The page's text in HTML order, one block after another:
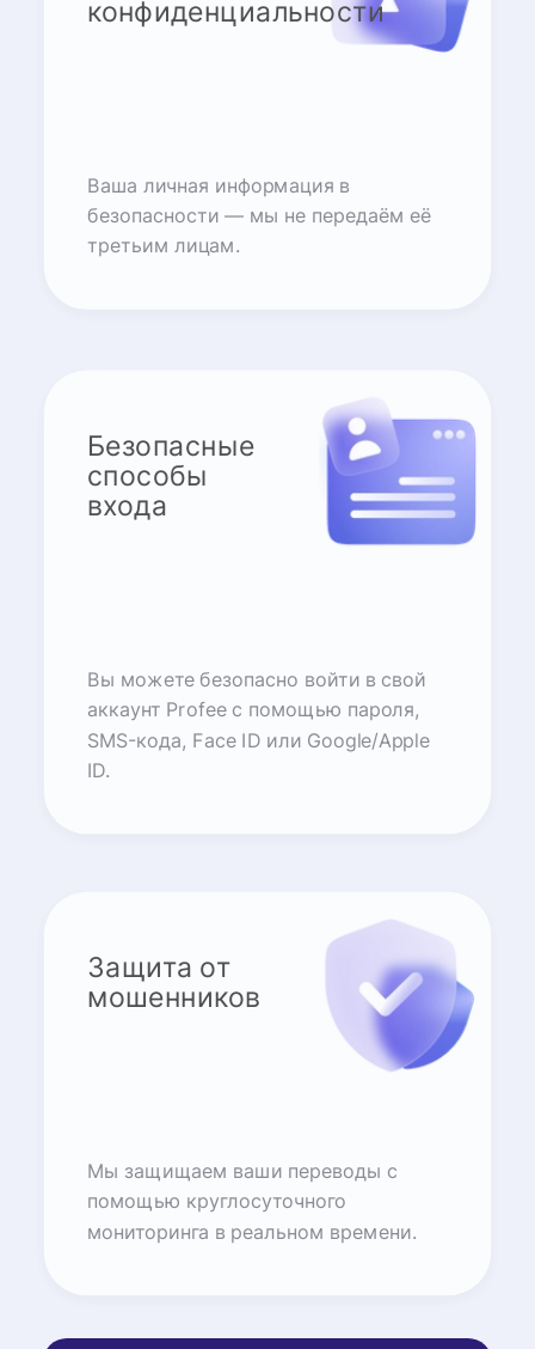
конфиденциальности
Ваша личная информация в
безопасности — мы не передаём её
третьим лицам.
Безопасные
способы
входа
Вы можете безопасно войти в свой
аккаунт Profee с помощью пароля,
SMS-кода, Face ID или Google/Apple
ID.
Защита от
мошенников
Мы защищаем ваши переводы с
помощью круглосуточного
мониторинга в реальном времени.